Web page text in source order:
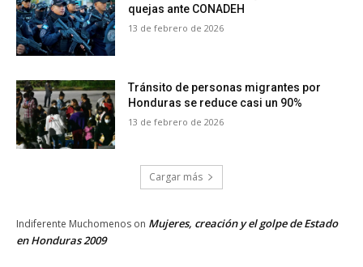
quejas ante CONADEH
13 de febrero de 2026
Tránsito de personas migrantes por
Honduras se reduce casi un 90%
13 de febrero de 2026
Cargar más
Indiferente Muchomenos on Mujeres, creación y el golpe de Estado
en Honduras 2009